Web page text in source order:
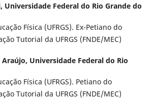
Universidade Federal do Rio Grande do
Física (UFRGS). Ex-Petiano do
Tutorial da UFRGS (FNDE/MEC)
Araújo, Universidade Federal do Rio
Física (UFRGS). Petiano do
Tutorial da UFRGS (FNDE/MEC)